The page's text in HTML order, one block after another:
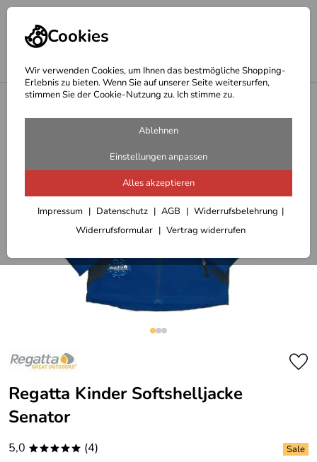
Cookies
Wir verwenden Cookies, um Ihnen das bestmögliche Shopping-
Erlebnis zu bieten. Wenn Sie auf unserer Seite weitersurfen,
stimmen Sie der Cookie-Nutzung zu. Ich stimme zu.
Ablehnen
Einstellungen anpassen
Alles akzeptieren
Impressum Datenschutz AGB
Widerrufsbelehrung
Widerrufsformular
Vertrag widerrufen
Regatta Kinderbekleidung
Regatta Kinder Softshelljacke
Senator
5,0 ***** (4)